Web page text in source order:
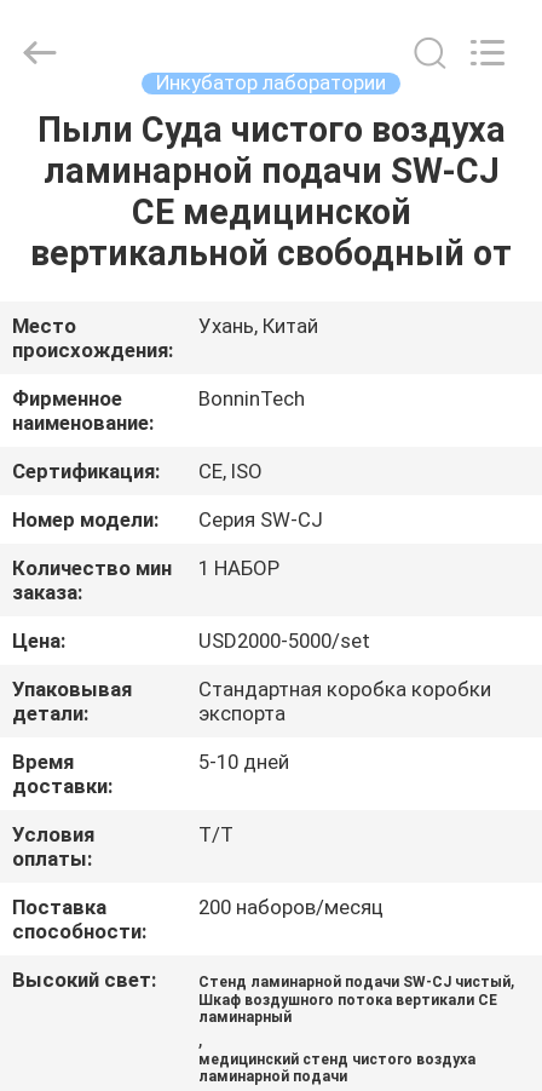
ДОМ
ПРОДУКТЫ
ВИДЕО
О
НАС
ПУТЕШЕСТВИЕ
ФАБРИКИ
ПРОВЕРКА
КАЧЕСТВА
СВЯЖИТЕСЬ
МЫ
СПРОСИТЕ
ЦИТАТУ
САЙТА
Copyright
Bonnin
Инкубатор лаборатории
Пыли Суда чистого воздуха
ламинарной подачи SW-CJ
CE медицинской
вертикальной свободный от
Место
происхождения:
Ухань, Китай
Фирменное
наименование:
BonninTech
Сертификация:
CE, ISO
Номер модели:
Серия SW-CJ
Количество мин
заказа:
1 НАБОР
Цена:
USD2000-5000/set
Упаковывая
детали:
Стандартная коробка коробки
экспорта
Время
доставки:
5-10 дней
Условия
оплаты:
T/T
Поставка
способности:
200 наборов/месяц
Высокий свет: Стенд ламинарной подачи SW-CJ чистый,
Шкаф воздушного потока вертикали CE
ламинарный
,
медицинский стенд чистого воздуха
ламинарной подачи